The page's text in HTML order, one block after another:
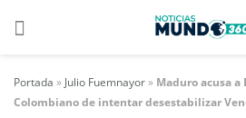
Portada » Julio Fuemnayor» Maduro acusa a
Colombiano de intentar desestabilizar